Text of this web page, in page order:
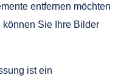
entfernen möchten
Sie Ihre Bilder
ist ein